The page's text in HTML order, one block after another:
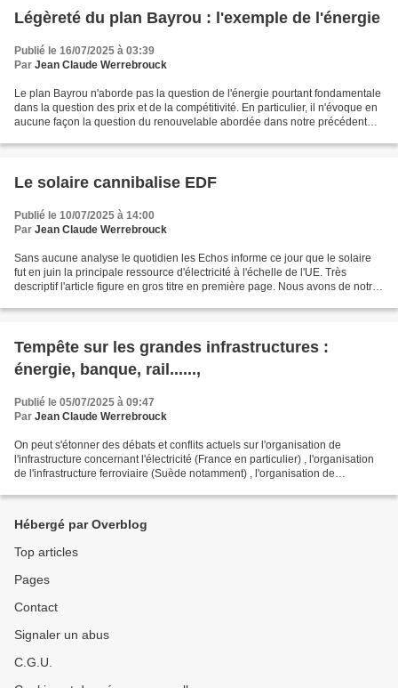
Légèreté du plan Bayrou : l'exemple de l'énergie
Publié le 16/07/2025 à 03:39
Par Jean Claude Werrebrouck
Le plan Bayrou n'aborde pas la question de l'énergie pourtant fondamentale
dans la question des prix et de la compétitivité. En particulier, il n'évoque en
aucune façon la question du renouvelable abordée dans notre précédent
Le solaire cannibalise EDF
Publié le 10/07/2025 à 14:00
Par Jean Claude Werrebrouck
Sans aucune analyse le quotidien les Echos informe ce jour que le solaire
fut en juin la principale ressource d'électricité à l'échelle de l'UE. Très
descriptif l'article figure en gros titre en première page. Nous avons de notre
Tempête sur les grandes infrastructures :
énergie, banque, rail......,
Publié le 05/07/2025 à 09:47
Par Jean Claude Werrebrouck
On peut s'étonner des débats et conflits actuels sur l'organisation de
l'infrastructure concernant l'électricité (France en particulier) , l'organisation
de l'infrastructure ferroviaire (Suède notamment) , l'organisation de
Hébergé par Overblog
Top articles
Pages
Contact
Signaler un abus
C.G.U.